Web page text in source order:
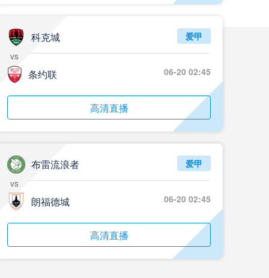
科克城
vs
条约联
爱甲
06-20 02:45
高清直播
布雷流浪者
vs
朗福德城
爱甲
06-20 02:45
高清直播